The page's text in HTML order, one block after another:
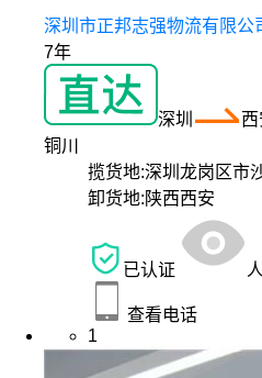
深圳市正邦志强物流有限公
7年
深圳
铜川
揽货地:深圳龙岗区市
卸货地:陕西西安
已认证
查看电话
1